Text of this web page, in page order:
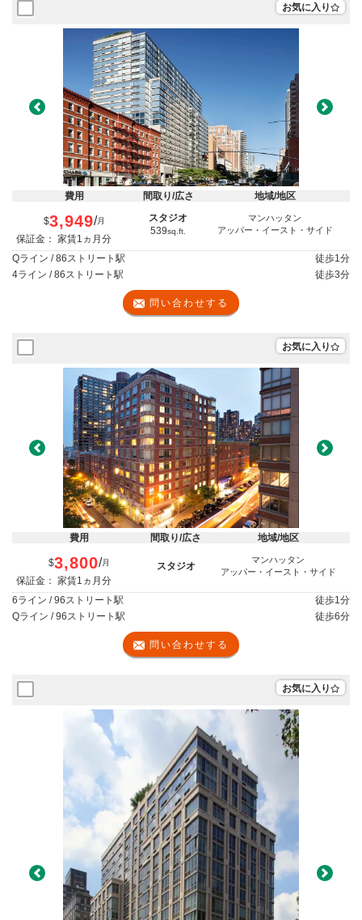
お気に入り
Previous Next
費用 間取り/広さ 地域/地区
$3,949/月
保証金： 家賃1ヵ月分
スタジオ
539sq.ft.
マンハッタン
アッパー・イースト・サイド
Qライン / 86ストリート駅 徒歩1分
4ライン / 86ストリート駅
徒歩3分
問い合わせする
お気に入り
Previous Next
費用 間取り/広さ 地域/地区
$3,800/月
保証金： 家賃1ヵ月分
スタジオ
マンハッタン
アッパー・イースト・サイド
6ライン / 96ストリート駅 徒歩1分
Qライン / 96ストリート駅
徒歩6分
問い合わせする
お気に入り
Previous Next